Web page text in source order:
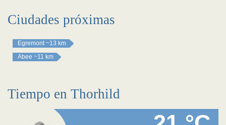
Ciudades próximas
Egremont ~13 km
Abee ~11 km
Tiempo en Thorhild